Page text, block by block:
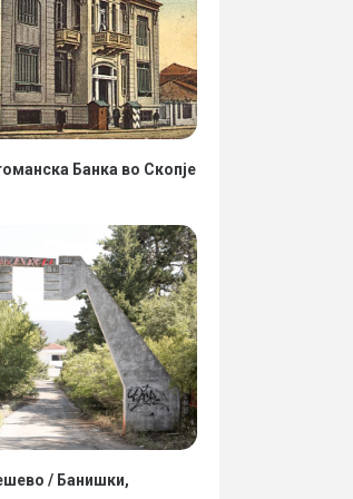
01.02.2023•Информации
Банка во Скопје
/ Банишки,